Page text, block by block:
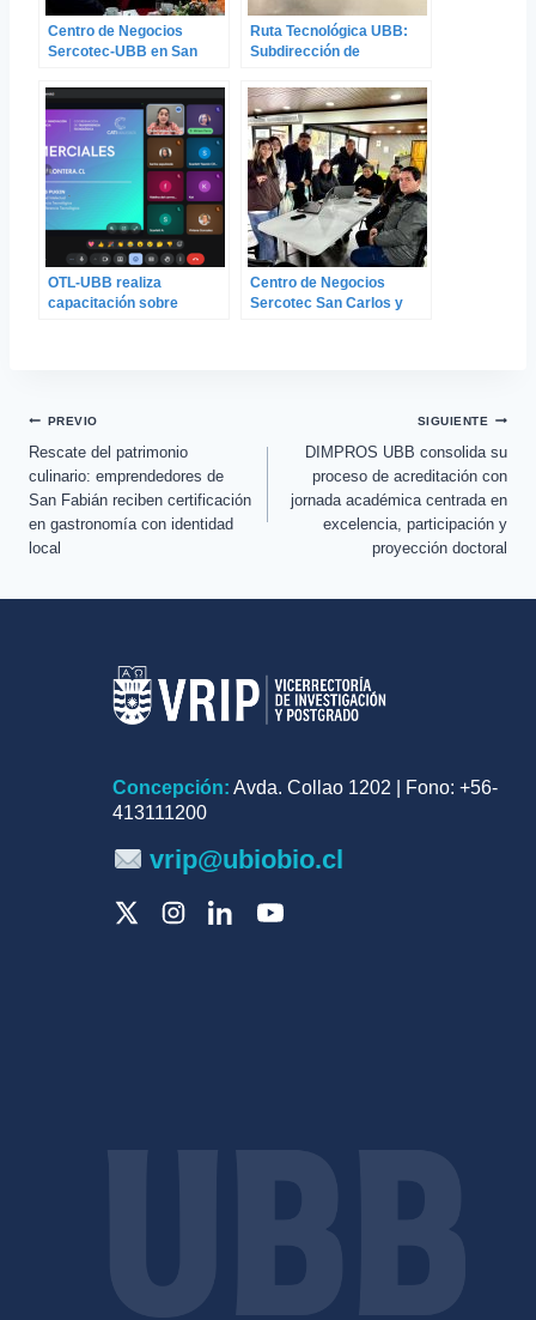
Centro de Negocios
Sercotec-UBB en San
agenda territorial
Ruta Tecnológica UBB:
Subdirección de
emprendedores del
Centro de Negocios
Sercotec San Carlos
OTL-UBB realiza
capacitación sobre
Centro de Negocios
Sercotec San Carlos y
PREVIO
Rescate del patrimonio
culinario: emprendedores de
San Fabián reciben certificación
en gastronomía con identidad
local
SIGUIENTE
DIMPROS UBB consolida su
proceso de acreditación con
jornada académica centrada en
excelencia, participación y
proyección doctoral
Concepción: Avda. Collao 1202 | Fono: +56-
413111200
vrip@ubiobio.cl